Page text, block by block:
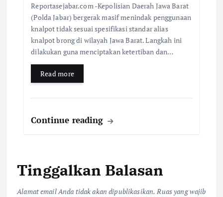
Reportasejabar.com -Kepolisian Daerah Jawa Barat
(Polda Jabar) bergerak masif menindak penggunaan
knalpot tidak sesuai spesifikasi standar alias
knalpot brong di wilayah Jawa Barat. Langkah ini
dilakukan guna menciptakan ketertiban dan…
Read more
Continue reading
Tinggalkan Balasan
Alamat email Anda tidak akan dipublikasikan. Ruas yang wajib